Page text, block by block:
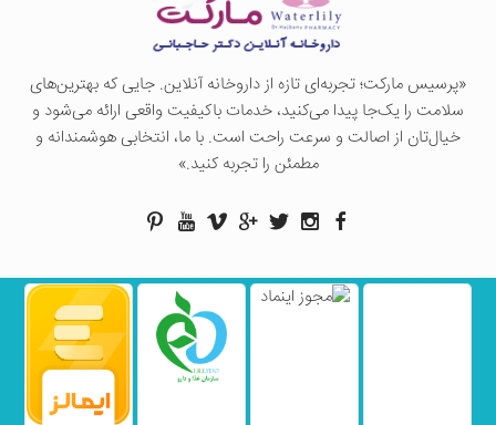
«پرسيس ماركت؛ تجربه‌ای تازه از داروخانه آنلاین. جایی که بهترین‌های
سلامت را یک‌جا پیدا می‌کنید، خدمات باکیفیت واقعی ارائه می‌شود و
خیال‌تان از اصالت و سرعت راحت است. با ما، انتخابی هوشمندانه و
مطمئن را تجربه کنید.»